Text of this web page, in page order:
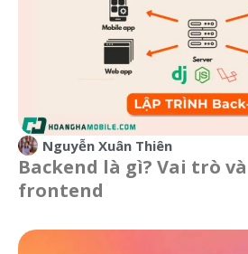
Nguyễn Xuân Thiên
Backend là gì? Vai trò
frontend